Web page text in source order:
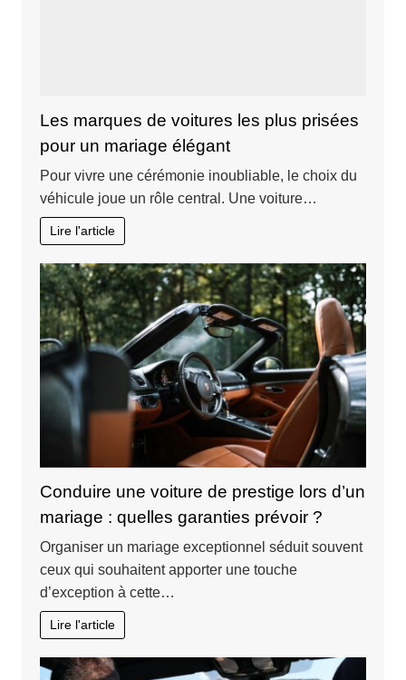
Les marques de voitures les plus prisées
pour un mariage élégant
Pour vivre une cérémonie inoubliable, le choix du
véhicule joue un rôle central. Une voiture…
Lire l'article
Conduire une voiture de prestige lors d’un
mariage : quelles garanties prévoir ?
Organiser un mariage exceptionnel séduit souvent
ceux qui souhaitent apporter une touche
d’exception à cette…
Lire l'article